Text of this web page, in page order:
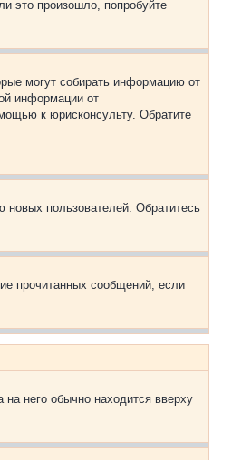
это произошло, попробуйте
могут собирать информацию от
информации от
к юрисконсульту. Обратите
новых пользователей. Обратитесь
прочитанных сообщений, если
на него обычно находится вверху